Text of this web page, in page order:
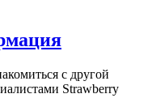
с другой
Strawberry